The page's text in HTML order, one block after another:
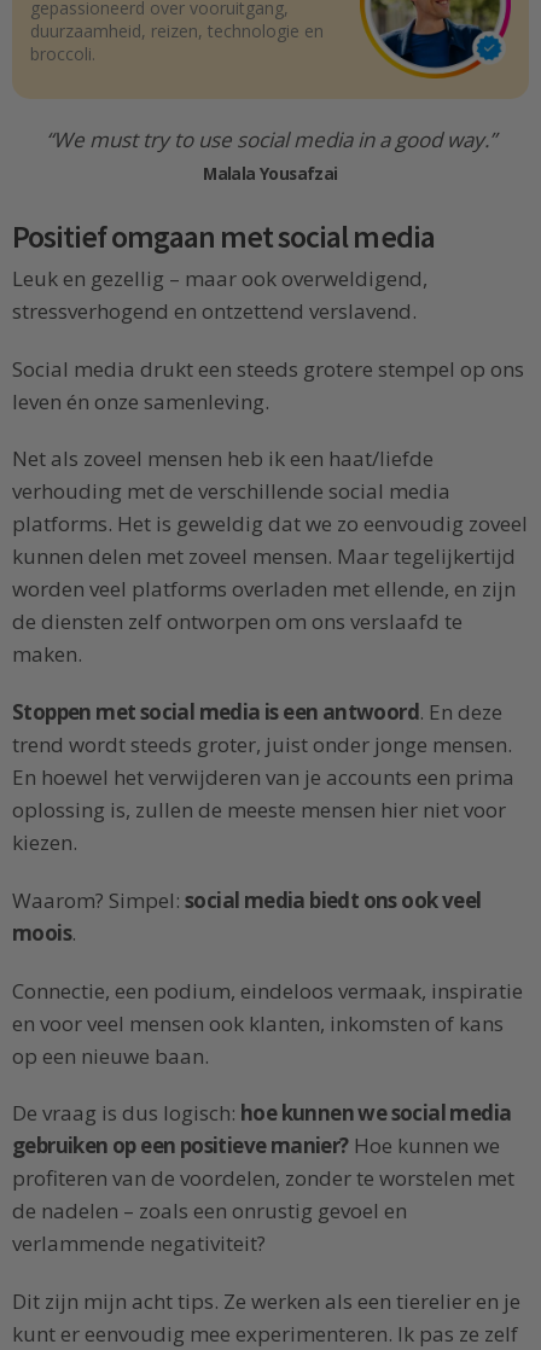
gepassioneerd over vooruitgang,
duurzaamheid, reizen, technologie en
broccoli.
“We must try to use social media in a good way.”
Malala Yousafzai
Positief omgaan met social media
Leuk en gezellig – maar ook overweldigend,
stressverhogend en ontzettend verslavend.
Social media drukt een steeds grotere stempel op ons
leven én onze samenleving.
Net als zoveel mensen heb ik een haat/liefde
verhouding met de verschillende social media
platforms. Het is geweldig dat we zo eenvoudig zoveel
kunnen delen met zoveel mensen. Maar tegelijkertijd
worden veel platforms overladen met ellende, en zijn
de diensten zelf ontworpen om ons verslaafd te
maken.
Stoppen met social media is een antwoord. En deze
trend wordt steeds groter, juist onder jonge mensen.
En hoewel het verwijderen van je accounts een prima
oplossing is, zullen de meeste mensen hier niet voor
kiezen.
Waarom? Simpel: social media biedt ons ook veel
moois.
Connectie, een podium, eindeloos vermaak, inspiratie
en voor veel mensen ook klanten, inkomsten of kans
op een nieuwe baan.
De vraag is dus logisch: hoe kunnen we social media
gebruiken op een positieve manier?Hoe kunnen we
profiteren van de voordelen, zonder te worstelen met
de nadelen – zoals een onrustig gevoel en
verlammende negativiteit?
Dit zijn mijn acht tips. Ze werken als een tierelier en je
kunt er eenvoudig mee experimenteren. Ik pas ze zelf